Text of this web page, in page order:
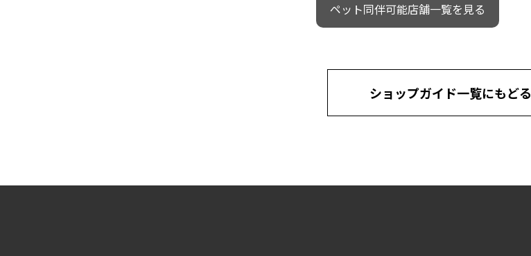
ペット同伴可能店舗一覧を見る
ショップガイド一覧にもどる